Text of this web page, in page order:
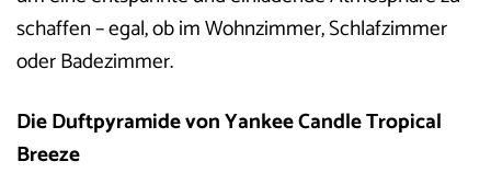
schaffen – egal, ob im Wohnzimmer, Schlafzimmer
oder Badezimmer.
Die Duftpyramide von Yankee Candle Tropical
Breeze